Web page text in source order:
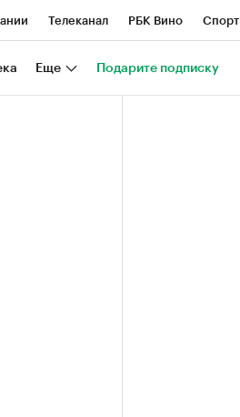
Телеканал РБК Вино Спорт
проекты Город
Еще Подарите подписку